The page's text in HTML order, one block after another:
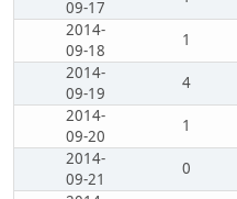
09-17
2014-
09-18
1
2014-
09-19
4
2014-
09-20
1
2014-
09-21
0